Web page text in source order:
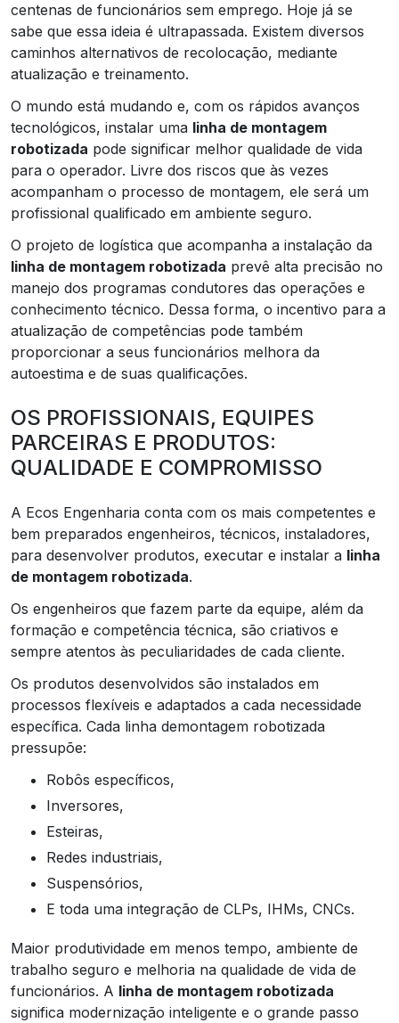
centenas de funcionários sem emprego. Hoje já se
sabe que essa ideia é ultrapassada. Existem diversos
caminhos alternativos de recolocação, mediante
atualização e treinamento.
O mundo está mudando e, com os rápidos avanços
tecnológicos, instalar uma linha de montagem
robotizada pode significar melhor qualidade de vida
para o operador. Livre dos riscos que às vezes
acompanham o processo de montagem, ele será um
profissional qualificado em ambiente seguro.
O projeto de logística que acompanha a instalação da
linha de montagem robotizada prevê alta precisão no
manejo dos programas condutores das operações e
conhecimento técnico. Dessa forma, o incentivo para a
atualização de competências pode também
proporcionar a seus funcionários melhora da
autoestima e de suas qualificações.
OS PROFISSIONAIS, EQUIPES
PARCEIRAS E PRODUTOS:
QUALIDADE E COMPROMISSO
A Ecos Engenharia conta com os mais competentes e
bem preparados engenheiros, técnicos, instaladores,
para desenvolver produtos, executar e instalar a linha
de montagem robotizada.
Os engenheiros que fazem parte da equipe, além da
formação e competência técnica, são criativos e
sempre atentos às peculiaridades de cada cliente.
Os produtos desenvolvidos são instalados em
processos flexíveis e adaptados a cada necessidade
específica. Cada linha demontagem robotizada
pressupõe:
robôs específicos,
inversores,
esteiras,
redes industriais,
suspensórios,
e toda uma integração de CLPs, IHMs, CNCs.
Maior produtividade em menos tempo, ambiente de
trabalho seguro e melhoria na qualidade de vida de
funcionários. A linha de montagem robotizada
significa modernização inteligente e o grande passo